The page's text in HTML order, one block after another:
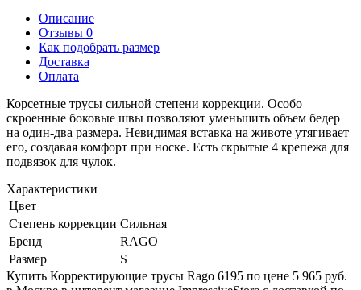
Описание
Отзывы 0
Как подобрать размер
Доставка
Оплата
Корсетные трусы сильной степени коррекции. Особо
скроенные боковые швы позволяют уменьшить объем бедер
на один-два размера. Невидимая вставка на животе утягивает
его, создавая комфорт при носке. Есть скрытые 4 крепежа для
подвязок для чулок.
Характеристики
Цвет
Степень коррекции Сильная
Бренд
RAGO
Размер
S
Купить Корректирующие трусы Rago 6195 по цене 5 965 руб.